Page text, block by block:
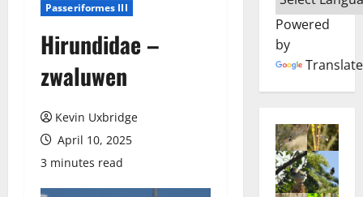
Passeriformes III
Hirundidae –
zwaluwen
Kevin Uxbridge
April 10, 2025
3 minutes read
Powered
by
Translate